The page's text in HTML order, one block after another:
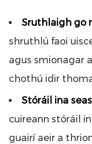
Sruthlaigh go
shruthlú faoi
agus smionagar
chothú idir
Stóráil ina
cuireann stóráil
guairí aeir a